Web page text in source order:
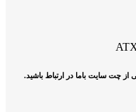
از چت سایت باما در ارتباط باشید.